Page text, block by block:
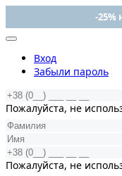
-25%
Вход
Забыли пароль
Пожалуйста, не
Пожалуйста, не